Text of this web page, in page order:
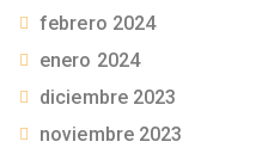
febrero 2024
enero 2024
diciembre 2023
noviembre 2023